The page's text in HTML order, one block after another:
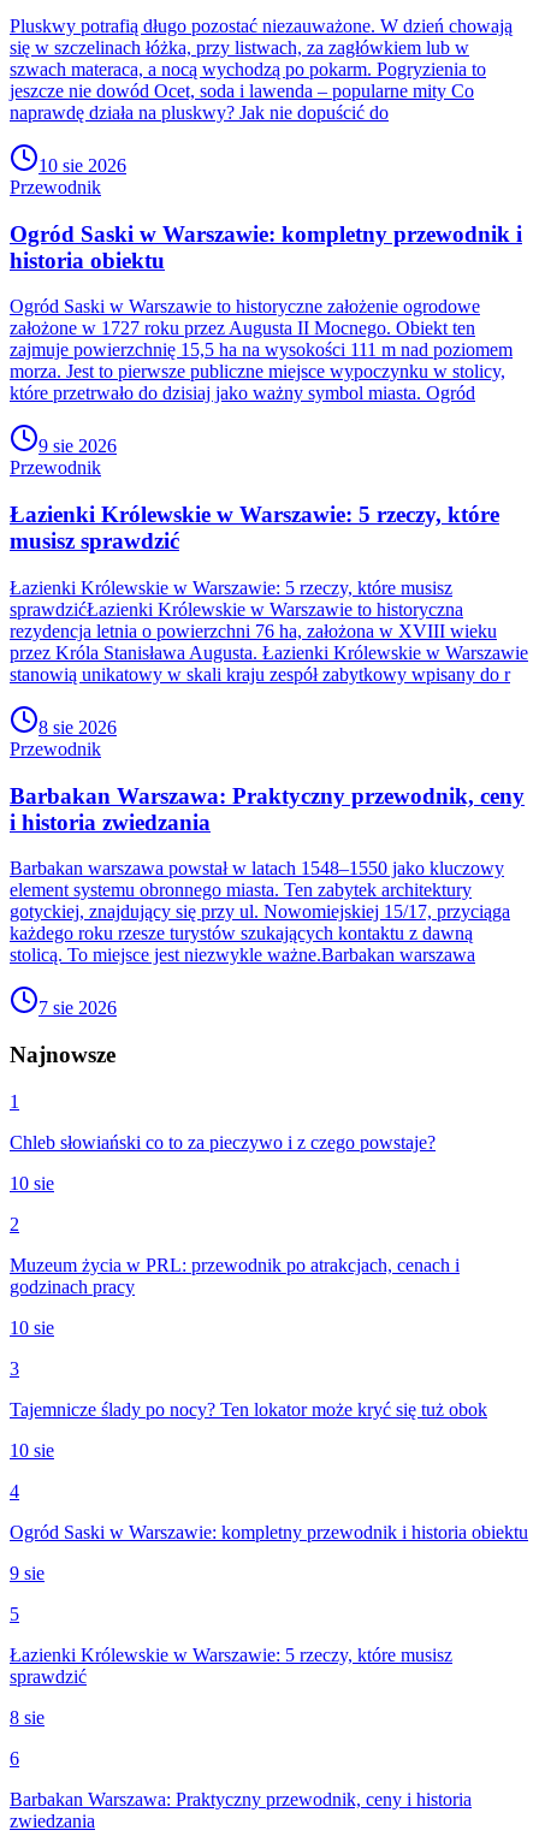
Pluskwy potrafią długo pozostać niezauważone. W dzień chowają
się w szczelinach łóżka, przy listwach, za zagłówkiem lub w
szwach materaca, a nocą wychodzą po pokarm. Pogryzienia to
jeszcze nie dowód Ocet, soda i lawenda – popularne mity Co
naprawdę działa na pluskwy? Jak nie dopuścić do
10 sie 2026
Przewodnik
Ogród Saski w Warszawie: kompletny przewodnik i
historia obiektu
Ogród Saski w Warszawie to historyczne założenie ogrodowe
założone w 1727 roku przez Augusta II Mocnego. Obiekt ten
zajmuje powierzchnię 15,5 ha na wysokości 111 m nad poziomem
morza. Jest to pierwsze publiczne miejsce wypoczynku w stolicy,
które przetrwało do dzisiaj jako ważny symbol miasta. Ogród
9 sie 2026
Przewodnik
Łazienki Królewskie w Warszawie: 5 rzeczy, które
musisz sprawdzić
Łazienki Królewskie w Warszawie: 5 rzeczy, które musisz
sprawdzićŁazienki Królewskie w Warszawie to historyczna
rezydencja letnia o powierzchni 76 ha, założona w XVIII wieku
przez Króla Stanisława Augusta. Łazienki Królewskie w Warszawie
stanowią unikatowy w skali kraju zespół zabytkowy wpisany do r
8 sie 2026
Przewodnik
Barbakan Warszawa: Praktyczny przewodnik, ceny
i historia zwiedzania
Barbakan warszawa powstał w latach 1548–1550 jako kluczowy
element systemu obronnego miasta. Ten zabytek architektury
gotyckiej, znajdujący się przy ul. Nowomiejskiej 15/17, przyciąga
każdego roku rzesze turystów szukających kontaktu z dawną
stolicą. To miejsce jest niezwykle ważne.Barbakan warszawa
7 sie 2026
Najnowsze
1
Chleb słowiański co to za pieczywo i z czego powstaje?
10 sie
2
Muzeum życia w PRL: przewodnik po atrakcjach, cenach i
godzinach pracy
10 sie
3
Tajemnicze ślady po nocy? Ten lokator może kryć się tuż obok
10 sie
4
Ogród Saski w Warszawie: kompletny przewodnik i historia obiektu
9 sie
5
Łazienki Królewskie w Warszawie: 5 rzeczy, które musisz
sprawdzić
8 sie
6
Barbakan Warszawa: Praktyczny przewodnik, ceny i historia
zwiedzania